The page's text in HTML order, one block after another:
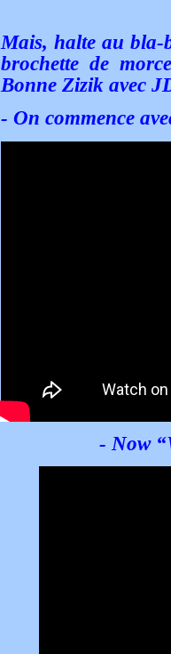
Mais, halte au bla-
brochette de
Bonne Zizik avec
- On commence
- Now